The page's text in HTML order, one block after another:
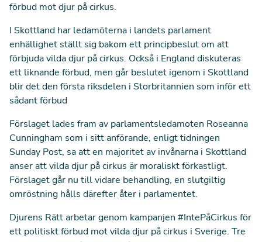
förbud mot djur på cirkus.
I Skottland har ledamöterna i landets parlament
enhällighet ställt sig bakom ett principbeslut om att
förbjuda vilda djur på cirkus. Också i England diskuteras
ett liknande förbud, men går beslutet igenom i Skottland
blir det den första riksdelen i Storbritannien som inför ett
sådant förbud
Förslaget lades fram av parlamentsledamoten Roseanna
Cunningham som i sitt anförande, enligt tidningen
Sunday Post, sa att en majoritet av invånarna i Skottland
anser att vilda djur på cirkus är moraliskt förkastligt.
Förslaget går nu till vidare behandling, en slutgiltig
omröstning hålls därefter åter i parlamentet.
Djurens Rätt arbetar genom kampanjen #IntePåCirkus för
ett politiskt förbud mot vilda djur på cirkus i Sverige. Tre